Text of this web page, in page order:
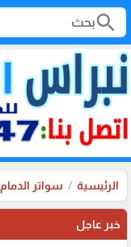
search
الرئيسية سواتر الدمام
خبر عاجل